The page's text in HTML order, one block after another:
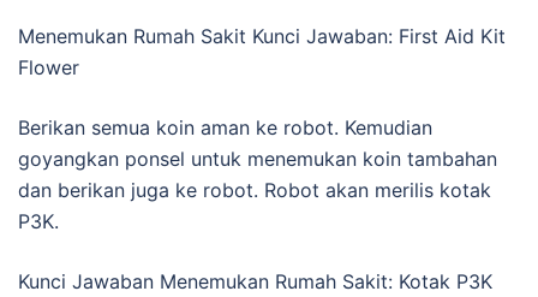
Menemukan Rumah Sakit Kunci Jawaban: First Aid Kit
Flower
Berikan semua koin aman ke robot. Kemudian
goyangkan ponsel untuk menemukan koin tambahan
dan berikan juga ke robot. Robot akan merilis kotak
P3K.
Kunci Jawaban Menemukan Rumah Sakit: Kotak P3K